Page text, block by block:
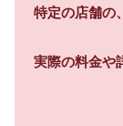
特定の店舗の
実際の料金や